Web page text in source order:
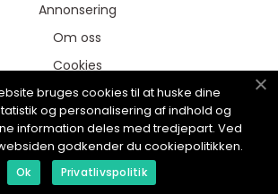
Annonsering
Om oss
Cookies
Kontakta oss
Sitemap
bruges cookies til at huske dine
og personalisering af indhold og
information deles med tredjepart. Ved
godkender du cookiepolitikken.
Ok Privatlivspolitik